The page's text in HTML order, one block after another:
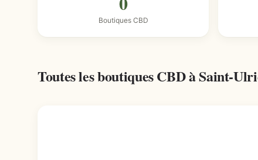
Boutiques CBD
Toutes les boutiques CBD à Saint-